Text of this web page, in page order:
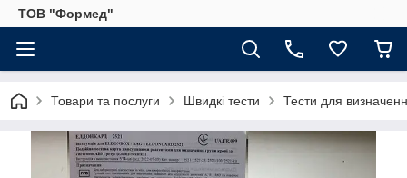
ТОВ "Формед"
Товари та послуги Швидкі тести Тести для